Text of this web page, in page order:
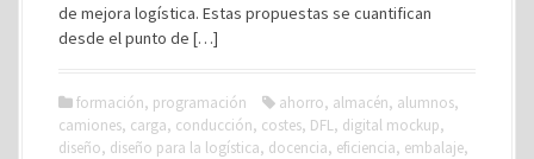
de mejora logística. Estas propuestas se cuantifican
desde el punto de […]
formación, programación ahorro, almacén, alumnos,
camiones, carga, conducción, costes, DFL, digital mockup,
diseño, diseño para la logística, docencia, eficiencia, embalaje,